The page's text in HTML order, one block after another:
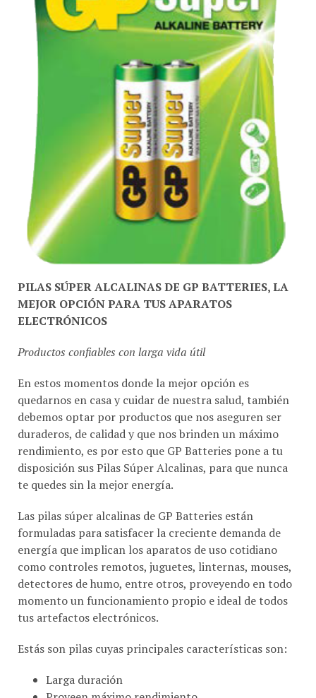
MEJOR OPCIÓN PARA TUS APARATOS
ELECTRÓNICOS
quedarnos en casa y cuidar de nuestra salud, también
debemos optar por productos que nos aseguren ser
duraderos, de calidad y que nos brinden un máximo
rendimiento, es por esto que GP Batteries pone a tu
disposición sus Pilas Súper Alcalinas, para que nunca
te quedes sin la mejor energía.
formuladas para satisfacer la creciente demanda de
energía que implican los aparatos de uso cotidiano
como controles remotos, juguetes, linternas, mouses,
detectores de humo, entre otros, proveyendo en todo
momento un funcionamiento propio e ideal de todos
tus artefactos electrónicos.
Proveen máximo rendimiento